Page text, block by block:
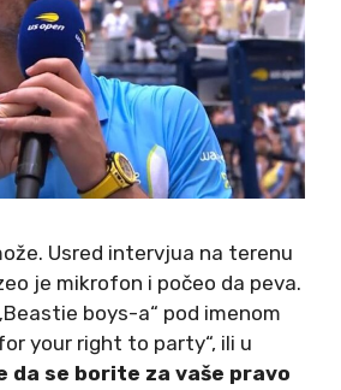
Usred intervjua na terenu
je mikrofon i počeo da peva.
boys-a“ pod imenom
your right to party“, ili u
da se borite za vaše pravo